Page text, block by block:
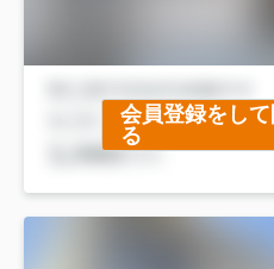
会員登録をし
る